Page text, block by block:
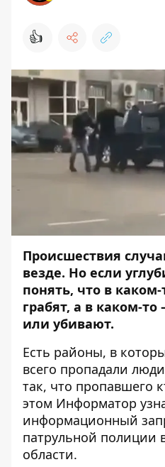
👍
Происшествия
везде. Но если
понять, что в
грабят, а в каком-
или убивают.
Есть районы, в
всего пропадали
так, что пропавшего
этом Информатор
информационный
патрульной полиции
области.